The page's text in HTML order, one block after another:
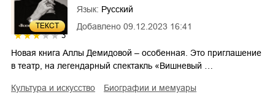
ТЕКСТ
3
Добавлено 09.12.2023 16:41
Язык: Русский
Новая книга Аллы Демидовой – особенная. Это приглашение
в театр, на легендарный спектакль «Вишневый …
культура и искусство
биографии и мемуары